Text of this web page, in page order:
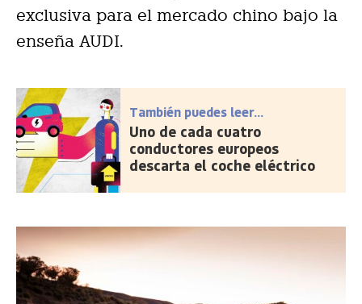
exclusiva para el mercado chino bajo la
enseña AUDI.
También puedes leer...
Uno de cada cuatro
conductores europeos
descarta el coche eléctrico